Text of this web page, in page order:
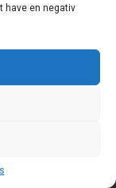
have en negativ
branchemedie